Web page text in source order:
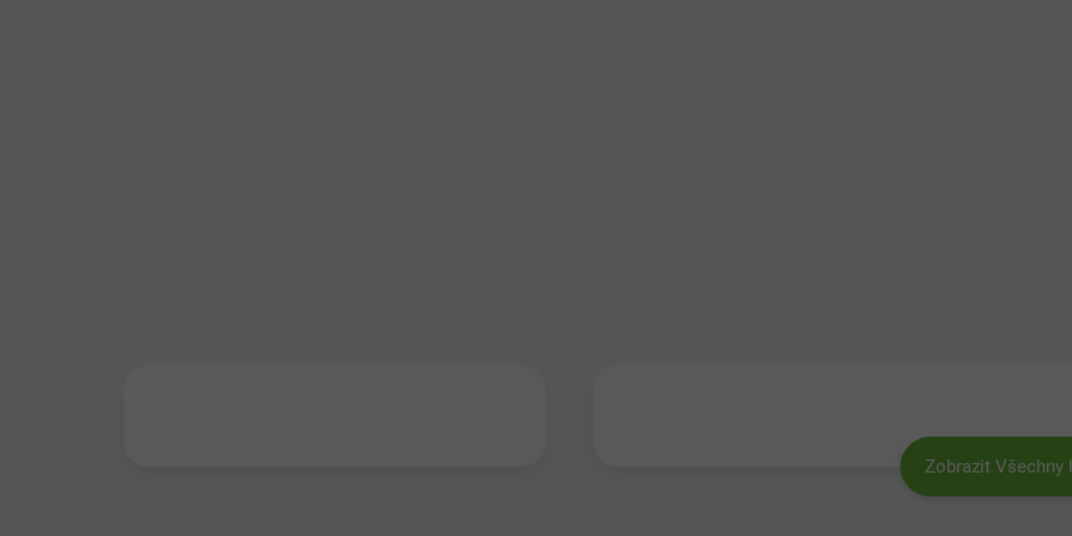
Zobrazit Všechny